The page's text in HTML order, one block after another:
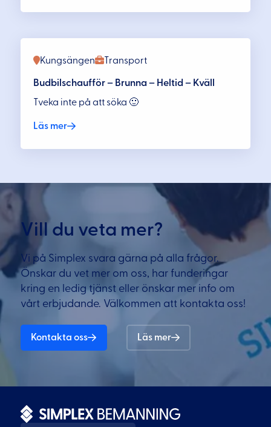
Transport
Kungsängen
Budbilschaufför – Brunna – Heltid – Kväll
Tveka inte på att söka 🙂
Läs mer
Vill du veta mer?
Vi på Simplex svara gärna på alla frågor.
Önskar du vet mer om oss, har funderingar
kring en ledig tjänst eller önskar mer info om
vårt erbjudande. Välkommen att kontakta oss!
Kontakta oss Läs mer